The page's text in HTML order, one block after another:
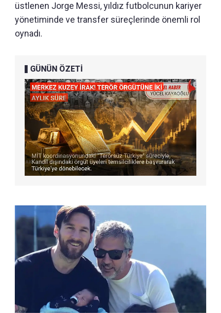
üstlenen Jorge Messi, yıldız futbolcunun kariyer
yönetiminde ve transfer süreçlerinde önemli rol
oynadı.
GÜNÜN ÖZETİ